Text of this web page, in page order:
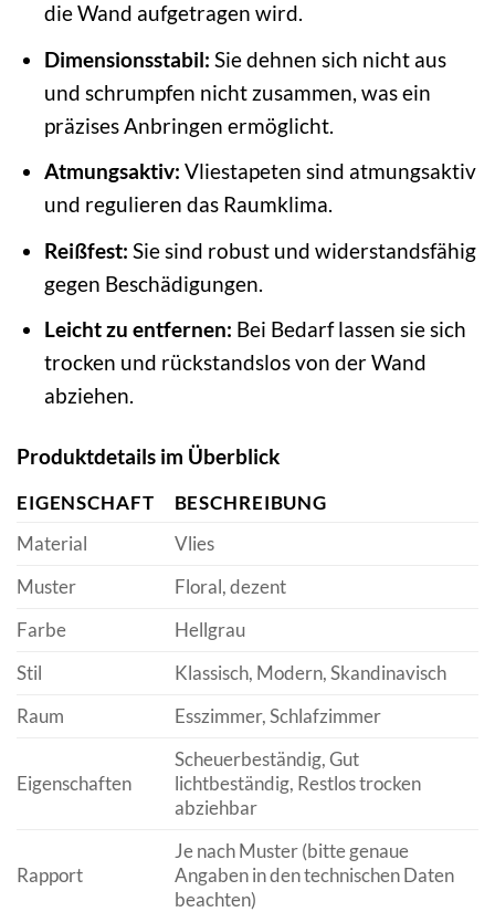
die Wand aufgetragen wird.
Dimensionsstabil: Sie dehnen sich nicht aus
und schrumpfen nicht zusammen, was ein
präzises Anbringen ermöglicht.
Atmungsaktiv: Vliestapeten sind atmungsaktiv
und regulieren das Raumklima.
Reißfest: Sie sind robust und widerstandsfähig
gegen Beschädigungen.
Leicht zu entfernen: Bei Bedarf lassen sie sich
trocken und rückstandslos von der Wand
abziehen.
Produktdetails im Überblick
EIGENSCHAFT
BESCHREIBUNG
Material
Vlies
Muster
Floral, dezent
Farbe
Hellgrau
Stil
Klassisch, Modern, Skandinavisch
Raum
Esszimmer, Schlafzimmer
Eigenschaften
Scheuerbeständig, Gut
lichtbeständig, Restlos trocken
abziehbar
Rapport
Je nach Muster (bitte genaue
Angaben in den technischen Daten
beachten)